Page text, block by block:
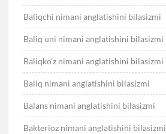
Baliqchi nimani anglatishini bilasizmi
Baliq uni nimani anglatishini bilasizmi
Baliqko’z nimani anglatishini bilasizmi
Baliq nimani anglatishini bilasizmi
Balans nimani anglatishini bilasizmi
Bakterioz nimani anglatishini bilasizmi